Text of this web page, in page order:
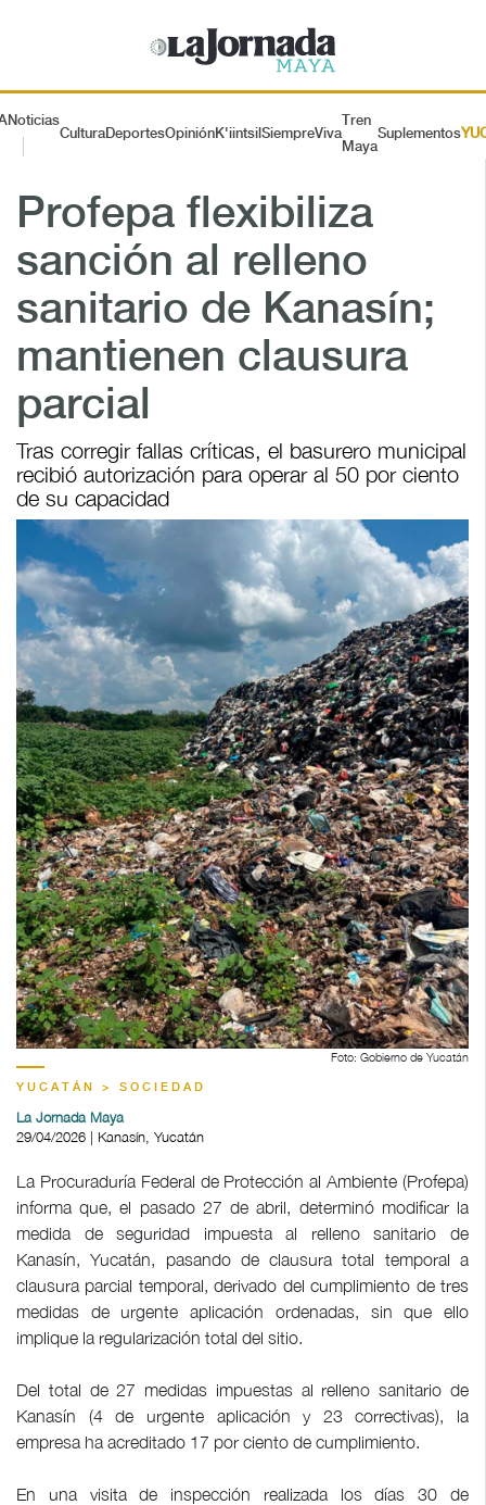
Noticias
CulturaDeportesOpiniónK'iintsil SiempreViva
Tren
Maya
Suplementos
Profepa flexibiliza
sanción al relleno
sanitario de Kanasín;
mantienen clausura
parcial
Tras corregir fallas críticas, el basurero municipal
recibió autorización para operar al 50 por ciento
de su capacidad
Foto: Gobierno de Yucatán
YUCATÁN > SOCIEDAD
La Jornada Maya
29/04/2026 | Kanasín, Yucatán
La Procuraduría Federal de Protección al Ambiente (Profepa)
informa que, el pasado 27 de abril, determinó modificar la
medida de seguridad impuesta al relleno sanitario de
Kanasín, Yucatán, pasando de clausura total temporal a
clausura parcial temporal, derivado del cumplimiento de tres
medidas de urgente aplicación ordenadas, sin que ello
implique la regularización total del sitio.
Del total de 27 medidas impuestas al relleno sanitario de
Kanasín (4 de urgente aplicación y 23 correctivas), la
empresa ha acreditado 17 por ciento de cumplimiento.
En una visita de inspección realizada los días 30 de